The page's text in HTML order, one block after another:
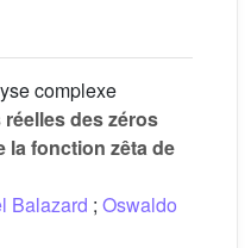
complexe
des zéros
la fonction zêta de
Balazard ; Oswaldo